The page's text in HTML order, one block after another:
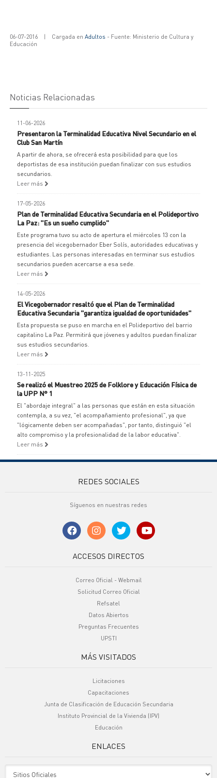
06-07-2016 | Cargada en Adultos - Fuente: Ministerio de Cultura y
Educación
Noticias Relacionadas
11-06-2026
Presentaron la Terminalidad Educativa Nivel Secundario en el
Club San Martín
A partir de ahora, se ofrecerá esta posibilidad para que los
deportistas de esa institución puedan finalizar con sus estudios
secundarios.
Leer más
17-05-2026
Plan de Terminalidad Educativa Secundaria en el Polideportivo
La Paz: "Es un sueño cumplido"
Este programa tuvo su acto de apertura el miércoles 13 con la
presencia del vicegobernador Eber Solís, autoridades educativas y
estudiantes. Las personas interesadas en terminar sus estudios
secundarios pueden acercarse a esa sede.
Leer más
14-05-2026
El Vicegobernador resaltó que el Plan de Terminalidad
Educativa Secundaria "garantiza igualdad de oportunidades"
Esta propuesta se puso en marcha en el Polideportivo del barrio
capitalino La Paz. Permitirá que jóvenes y adultos puedan finalizar
sus estudios secundarios.
Leer más
13-11-2025
Se realizó el Muestreo 2025 de Folklore y Educación Física de
la UPP N° 1
El "abordaje integral" a las personas que están en esta situación
contempla, a su vez, "el acompañamiento profesional", ya que
"lógicamente deben ser acompañadas", por tanto, distinguió "el
alto compromiso y la profesionalidad de la labor educativa".
Leer más
REDES SOCIALES
Síguenos en nuestras redes
ACCESOS DIRECTOS
Correo Oficial - Webmail
Solicitud Correo Oficial
Refsatel
Datos Abiertos
Preguntas Frecuentes
UPSTI
MÁS VISITADOS
Licitaciones
Capacitaciones
Junta de Clasificación de Educación Secundaria
Instituto Provincial de la Vivienda (IPV)
Educación
ENLACES